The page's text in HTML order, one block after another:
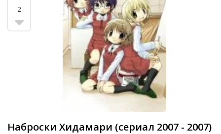
2
Наброски Хидамари (сериал 2007 - 2007)